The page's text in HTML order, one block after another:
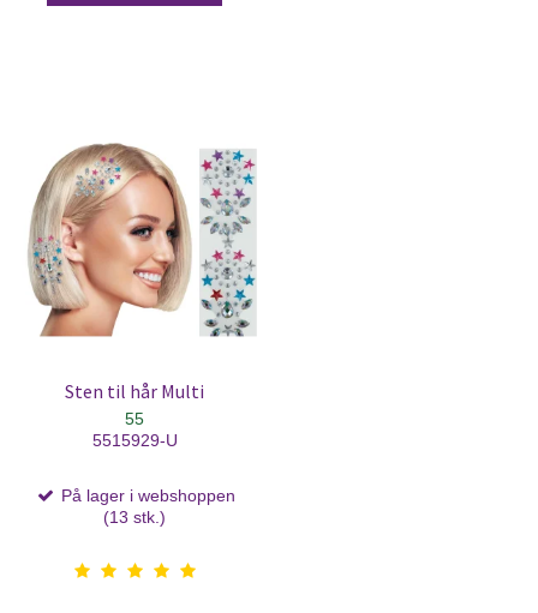
Sten til hår Multi
55
5515929-U
På lager i webshoppen
(13 stk.)